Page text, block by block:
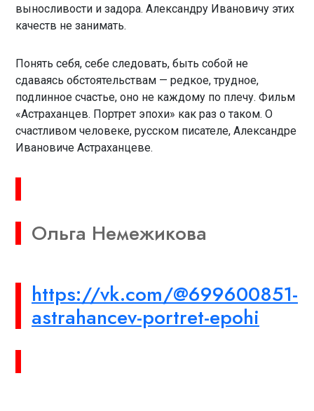
выносливости и задора. Александру Ивановичу этих
качеств не занимать.
Понять себя, себе следовать, быть собой не
сдаваясь обстоятельствам — редкое, трудное,
подлинное счастье, оно не каждому по плечу. Фильм
«Астраханцев. Портрет эпохи» как раз о таком. О
счастливом человеке, русском писателе, Александре
Ивановиче Астраханцеве.
Ольга Немежикова
https://vk.com/@699600851-
astrahancev-portret-epohi